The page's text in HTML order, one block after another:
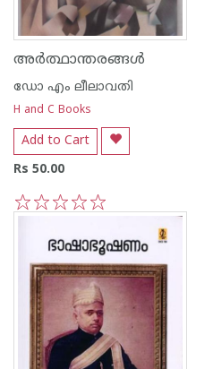
അര്‍ത്ഥാന്തരങ്ങള്‍
ഡോ എം ലീലാവതി
H and C Books
Add to Cart
Rs 50.00
1